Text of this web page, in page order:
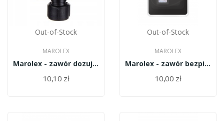
Out-of-Stock
MAROLEX
Marolex - zawór dozujacy 3/8'' R02c
10,10 zł
Out-of-Stock
MAROLEX
Marolex - zawór bezpiecz.kpl R03D-H
10,00 zł